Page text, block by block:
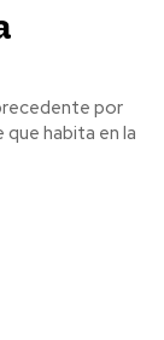
por
habita en la